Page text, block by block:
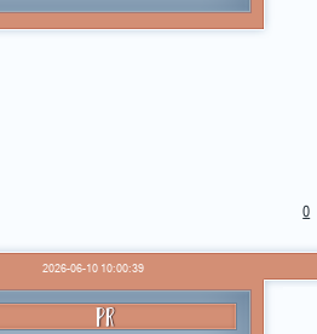
0
2026-06-10 10:00:39
PR